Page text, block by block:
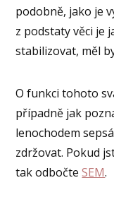
podobně, jako je
z podstaty věci je
stabilizovat, měl
O funkci tohoto
případně jak
lenochodem
zdržovat. Pokud
tak odbočteSEM.